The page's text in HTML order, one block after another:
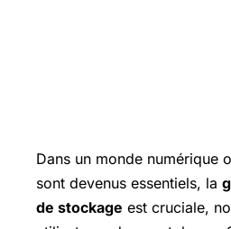
Dans un monde numérique
sont devenus essentiels, la
de stockage est cruciale,